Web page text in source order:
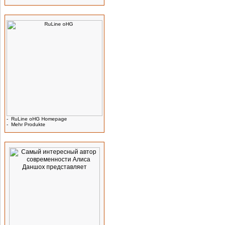
- RuLine oHG Homepage
- Mehr Produkte